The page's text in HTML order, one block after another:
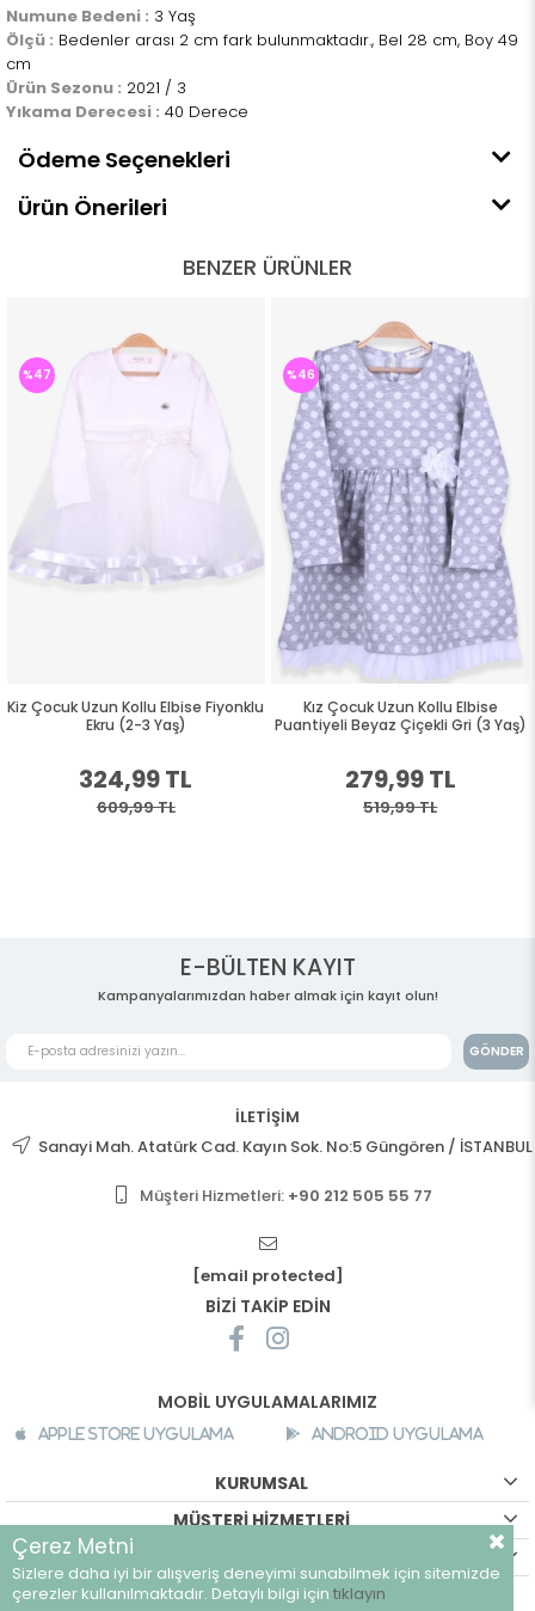
Numune Bedeni : 3 Yaş
Ölçü : Bedenler arası 2 cm fark bulunmaktadır., Bel 28 cm, Boy 49
cm
Ürün Sezonu : 2021 / 3
Yıkama Derecesi : 40 Derece
Ödeme Seçenekleri
Ürün Önerileri
BENZER ÜRÜNLER
Kiz Çocuk Uzun Kollu Elbise Fiyonklu
Ekru (2-3 Yaş)
324,99 TL
609,99 TL
%47
Kız Çocuk Uzun Kollu Elbise
Puantiyeli Beyaz Çiçekli Gri (3 Yaş)
279,99 TL
519,99 TL
%46
E-BÜLTEN KAYIT
Kampanyalarımızdan haber almak için kayıt olun!
GÖNDER
İLETİŞİM
Sanayi Mah. Atatürk Cad. Kayın Sok. No:5 Güngören / İSTANBUL
Müşteri Hizmetleri: +90 212 505 55 77
[email protected]
BİZİ TAKİP EDİN
MOBİL UYGULAMALARIMIZ
Apple Store Uygulama Android Uygulama
KURUMSAL
MÜŞTERİ HİZMETLERİ
©breeze.com.tr - Tüm hakları saklıdır.
Çerez Metni
Sizlere daha iyi bir alışveriş deneyimi sunabilmek için sitemizde
çerezler kullanılmaktadır. Detaylı bilgi için tıklayın